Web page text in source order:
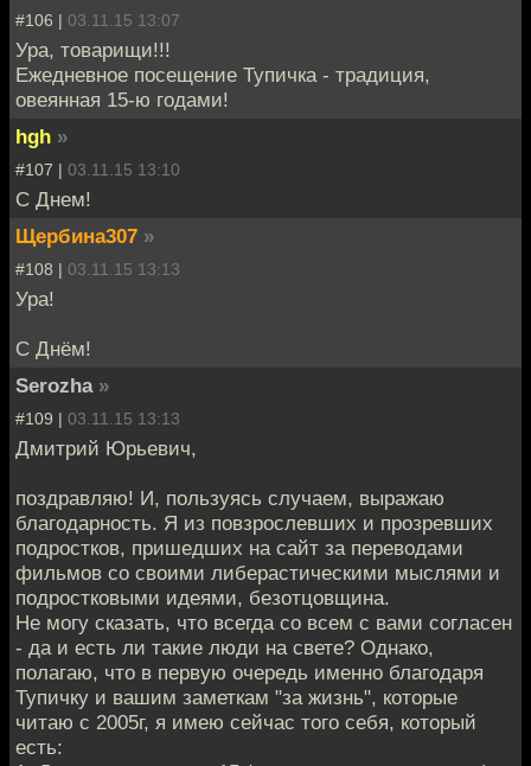
#106 | 03.11.15 13:07
Ура, товарищи!!!
Ежедневное посещение Тупичка - традиция,
овеянная 15-ю годами!
hgh »
#107 | 03.11.15 13:10
С Днем!
Щербина307 »
#108 | 03.11.15 13:13
Ура!
С Днём!
Serozha »
#109 | 03.11.15 13:13
Дмитрий Юрьевич,
поздравляю! И, пользуясь случаем, выражаю
благодарность. Я из повзрослевших и прозревших
подростков, пришедших на сайт за переводами
фильмов со своими либерастическими мыслями и
подростковыми идеями, безотцовщина.
Не могу сказать, что всегда со всем с вами согласен
- да и есть ли такие люди на свете? Однако,
полагаю, что в первую очередь именно благодаря
Тупичку и вашим заметкам "за жизнь", которые
читаю с 2005г, я имею сейчас того себя, который
есть: